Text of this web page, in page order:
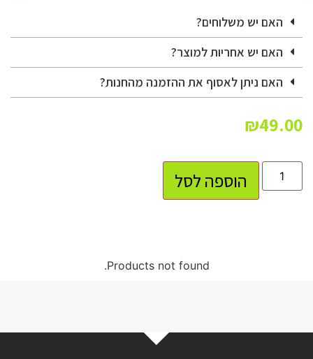
האם יש משלוחים?
האם יש אחריות למוצר?
האם ניתן לאסוף את ההזמנה מהחנות?
₪49.00
הוספה לסל
Products not found.